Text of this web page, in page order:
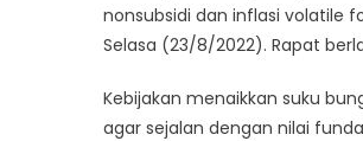
nonsubsidi dan inflasi volatile
Selasa (23/8/2022). Rapat
Kebijakan menaikkan suku
agar sejalan dengan nilai